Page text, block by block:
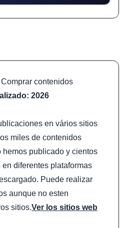
contenidos
2026
en vários sitios
miles de contenidos
publicado y cientos
diferentes plataformas
Puede realizar
aunque no esten
sitios.Ver los sitios web